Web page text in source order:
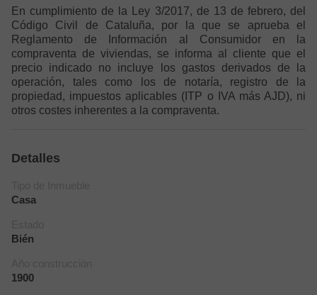
En cumplimiento de la Ley 3/2017, de 13 de febrero, del
Código Civil de Cataluña, por la que se aprueba el
Reglamento de Información al Consumidor en la
compraventa de viviendas, se informa al cliente que el
precio indicado no incluye los gastos derivados de la
operación, tales como los de notaría, registro de la
propiedad, impuestos aplicables (ITP o IVA más AJD), ni
otros costes inherentes a la compraventa.
Detalles
Casa
Bién
1900